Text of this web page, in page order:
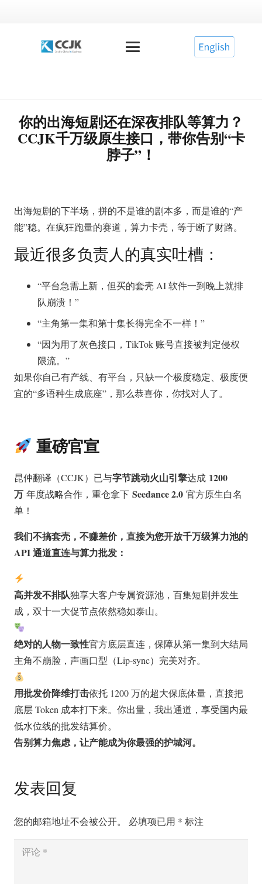
你的出海短剧还在深夜排队等算力？
CCJK千万级原生接口，带你告别“卡
脖子”！
出海短剧的下半场，拼的不是谁的剧本多，而是谁的“产
能”稳。在疯狂跑量的赛道，算力卡壳，等于断了财路。
最近很多负责人的真实吐槽：
“平台急需上新，但买的套壳 AI 软件一到晚上就排
队崩溃！”
“主角第一集和第十集长得完全不一样！”
“因为用了灰色接口，TikTok 账号直接被判定侵权
限流。”
如果你自己有产线、有平台，只缺一个极度稳定、极度便
宜的“多语种生成底座”，那么恭喜你，你找对人了。
重磅官宣
昆仲翻译（CCJK）已与字节跳动火山引擎达成 1200
万 年度战略合作，重仓拿下 Seedance 2.0 官方原生白名
单！
我们不搞套壳，不赚差价，直接为您开放千万级算力池的
API 通道直连与算力批发：
高并发不排队独享大客户专属资源池，百集短剧并发生
成，双十一大促节点依然稳如泰山。
绝对的人物一致性官方底层直连，保障从第一集到大结局
主角不崩脸，声画口型（Lip-sync）完美对齐。
用批发价降维打击依托 1200 万的超大保底体量，直接把
底层 Token 成本打下来。你出量，我出通道，享受国内最
低水位线的批发结算价。
告别算力焦虑，让产能成为你最强的护城河。
发表回复
您的邮箱地址不会被公开。 必填项已用 * 标注